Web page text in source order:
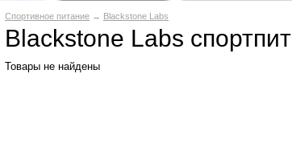
Спортивное питание → Blackstone Labs
Blackstone Labs спортпит
Товары не найдены